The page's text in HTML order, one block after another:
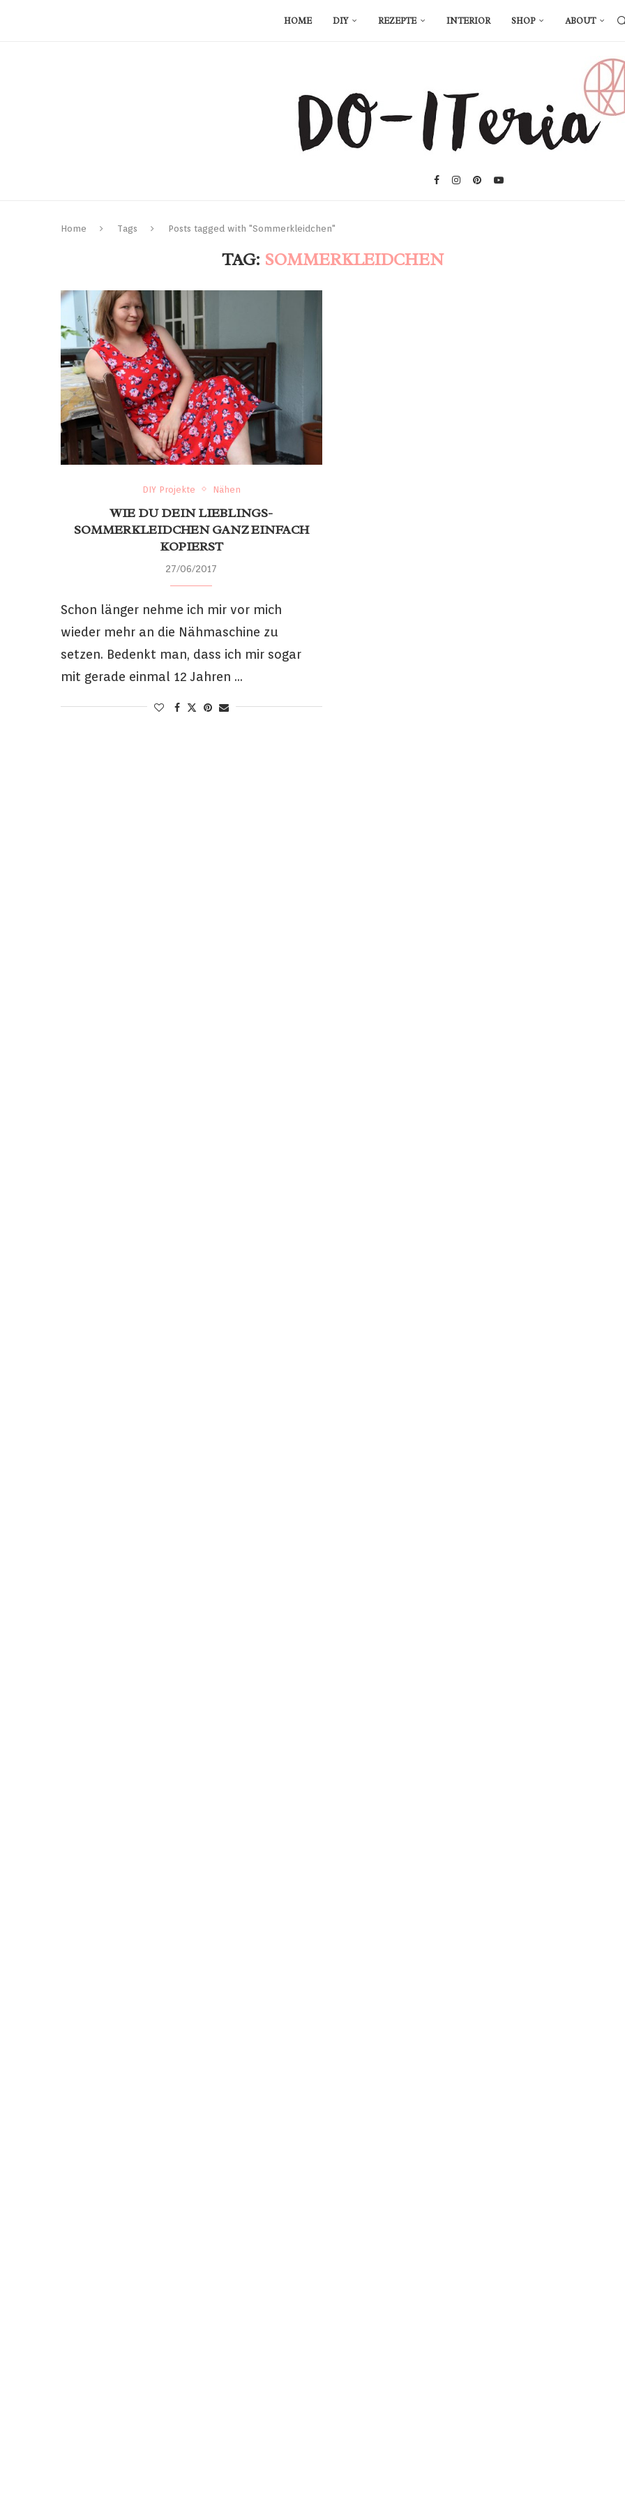
HOME DIY REZEPTE INTERIOR SHOP ABOUT
Home Tags Posts tagged with "Sommerkleidchen"
TAG: SOMMERKLEIDCHEN
DIY Projekte Nähen
WIE DU DEIN LIEBLINGS-
SOMMERKLEIDCHEN GANZ EINFACH
KOPIERST
27/06/2017
Schon länger nehme ich mir vor mich
wieder mehr an die Nähmaschine zu
setzen. Bedenkt man, dass ich mir sogar
mit gerade einmal 12 Jahren …